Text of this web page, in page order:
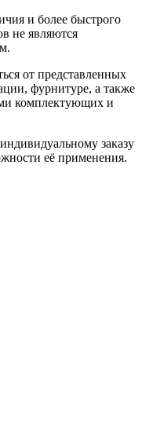
и более быстрого
не являются
от представленных
фурнитуре, а также
комплектующих и
заказу
её применения.